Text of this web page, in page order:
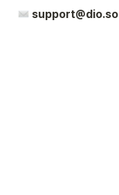
support@dio.so